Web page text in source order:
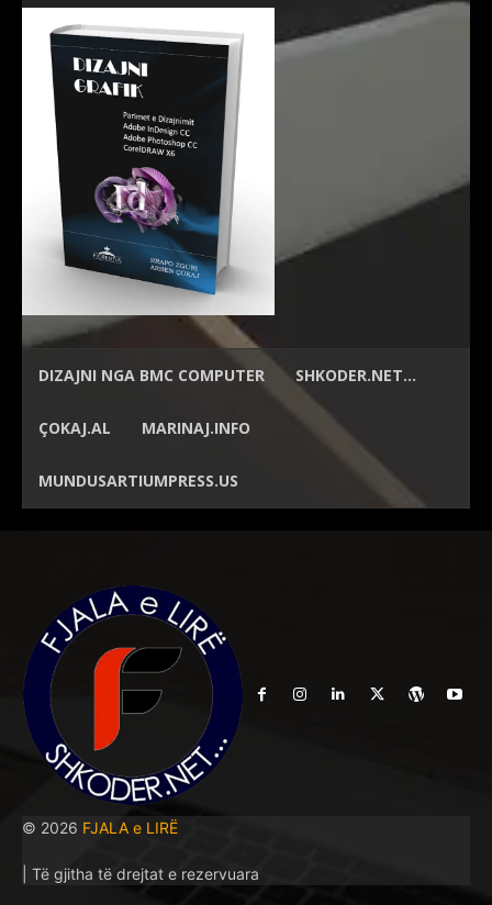
DIZAJNI NGA BMC COMPUTER SHKODER.NET…
ÇOKAJ.AL MARINAJ.INFO
MUNDUSARTIUMPRESS.US
© 2026 FJALA e LIRË
| Të gjitha të drejtat e rezervuara